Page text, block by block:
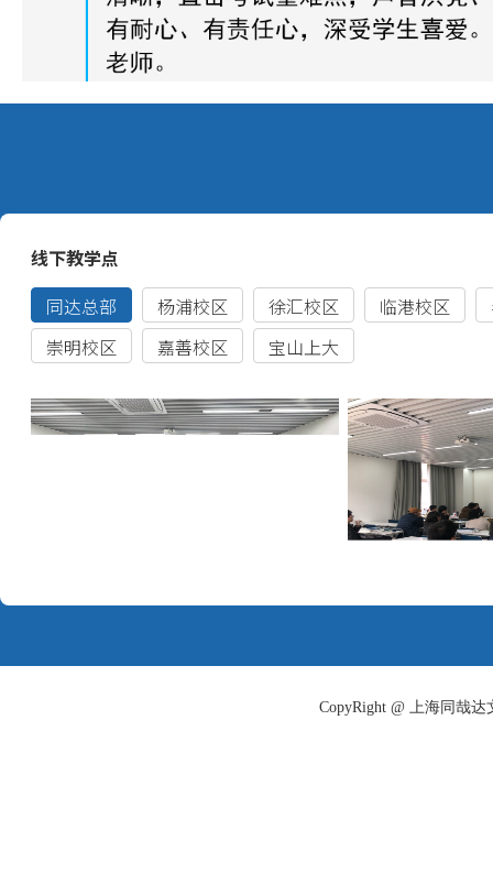
CopyRight @ 上海同哉